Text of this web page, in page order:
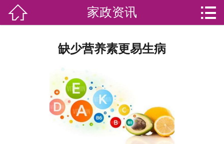
荣誉资质
家政资讯
 家政资讯 
缺少营养素更易生病